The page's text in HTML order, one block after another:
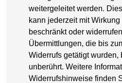
weitergeleitet werden.
kann jederzeit mit
beschränkt oder
Übermittlungen, die bis
Widerrufs getätigt wurden,
unberührt. Weitere
Widerrufshinweise finden